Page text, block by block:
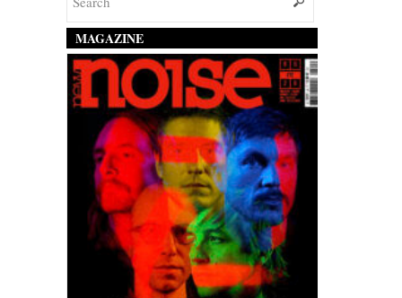
MAGAZINE